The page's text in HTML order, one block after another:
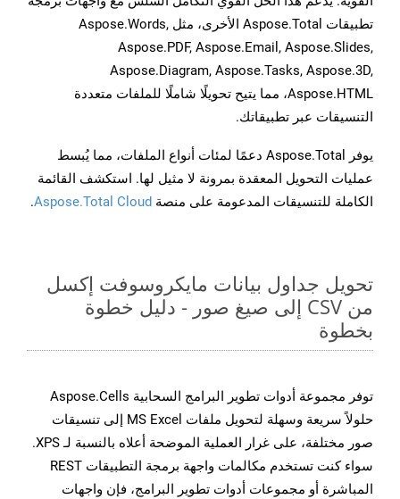
تطبيقات Aspose.Total الأخرى، مثل Aspose.Words,
Aspose.PDF, Aspose.Email, Aspose.Slides,
Aspose.Diagram, Aspose.Tasks, Aspose.3D,
Aspose.HTML، مما يتيح تحويلًا شاملًا للملفات متعددة
التنسيقات عبر تطبيقاتك.
يوفر Aspose.Total دعمًا لمئات أنواع الملفات، مما يُبسط
عمليات التحويل المعقدة بمرونة لا مثيل لها. استكشف القائمة
الكاملة للتنسيقات المدعومة على منصة Aspose.Total Cloud
.
تحويل جداول بيانات مايكروسوفت إكسل
من CSV إلى صيغ صور - دليل خطوة
بخطوة
توفر مجموعة أدوات تطوير البرامج السحابية Aspose.Cells
حلولاً سريعة وسهلة لتحويل ملفات MS Excel إلى تنسيقات
صور مختلفة، على غرار العملية الموضحة أعلاه بالنسبة لـ XPS.
سواء كنت تستخدم مكالمات واجهة برمجة التطبيقات REST
المباشرة أو مجموعات أدوات تطوير البرامج، فإن واجهات